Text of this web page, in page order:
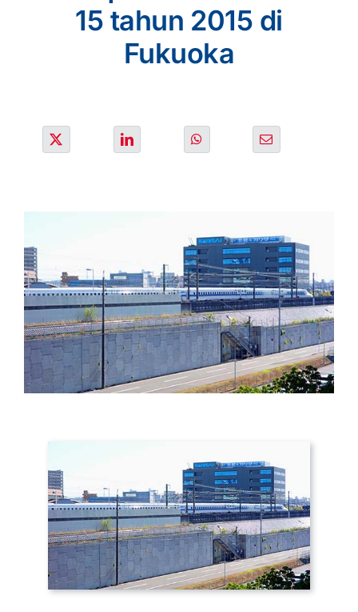
Kontak
NEGARA KAMI
OUR COUNTRIES
Search
for:
15 tahun 2015 di
Fukuoka